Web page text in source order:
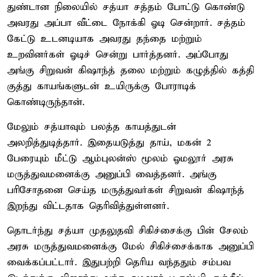
துண்டான நிலையில் சத்யா சத்தம் போட்டு கொண்டு
அவரது அப்பா வீட்டை நோக்கி ஓடி சென்றார். சத்தம்
கேட்டு உடனடியாக அவரது தந்தை மற்றும்
உறவினர்கள் ஓடிச் சென்று பார்த்தனர். அப்போது
அங்கு சிறுவன் கிஷாந்த் தலை மற்றும் கழுத்தில் கத்தி
குத்து காயங்களுடன் உயிருக்கு போராடிக்
கொண்டிருந்தான்.
மேலும் சத்யாவும் பலத்த காயத்துடன்
அலறித்துடித்தார். இதையடுத்து தாய், மகன் 2
பேரையும் மீட்டு ஆம்புலன்ஸ் மூலம் ஓமலூர் அரசு
மருத்துவமனைக்கு அனுப்பி வைத்தனர். அங்கு
பரிசோதனை செய்த மருத்துவர்கள் சிறுவன் கிஷாந்த்
இறந்து விட்டதாக தெரிவித்துள்ளனர்.
தொடர்ந்து சத்யா முதலுதவி சிகிச்சைக்கு பின் சேலம்
அரசு மருத்துவமனைக்கு மேல் சிகிச்சைக்காக அனுப்பி
வைக்கப்பட்டார். இதுபற்றி தெரிய வந்ததும் சம்பவ